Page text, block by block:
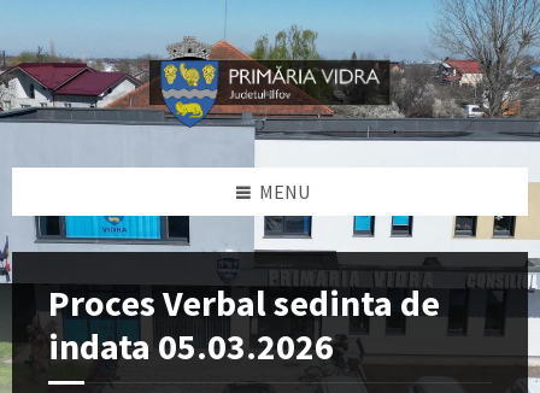
content
left
sidebar
right
sidebar
footer
MENU
Proces Verbal sedinta de
indata 05.03.2026